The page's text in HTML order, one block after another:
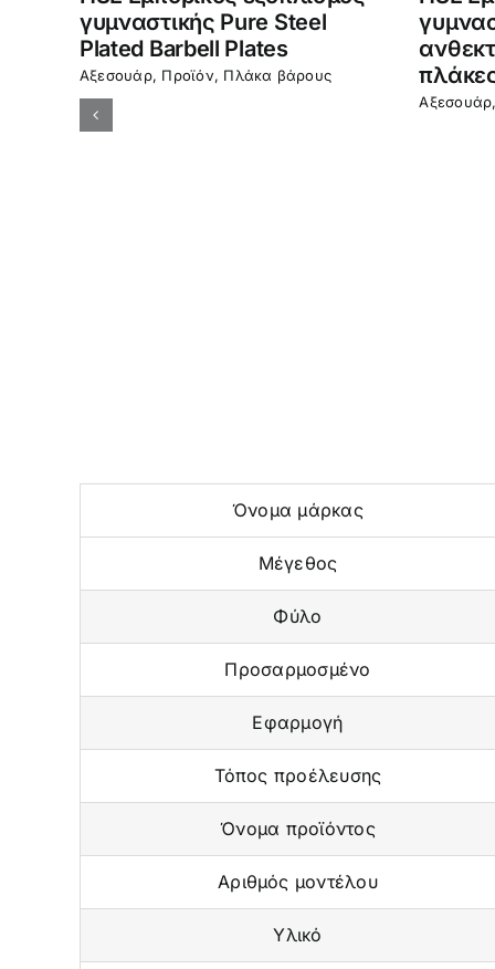
Όνομα μάρκας
Μέγεθος
Φύλο
Προσαρμοσμένο
Εφαρμογή
Τόπος προέλευσης
Όνομα προϊόντος
Αριθμός μοντέλου
Υλικό